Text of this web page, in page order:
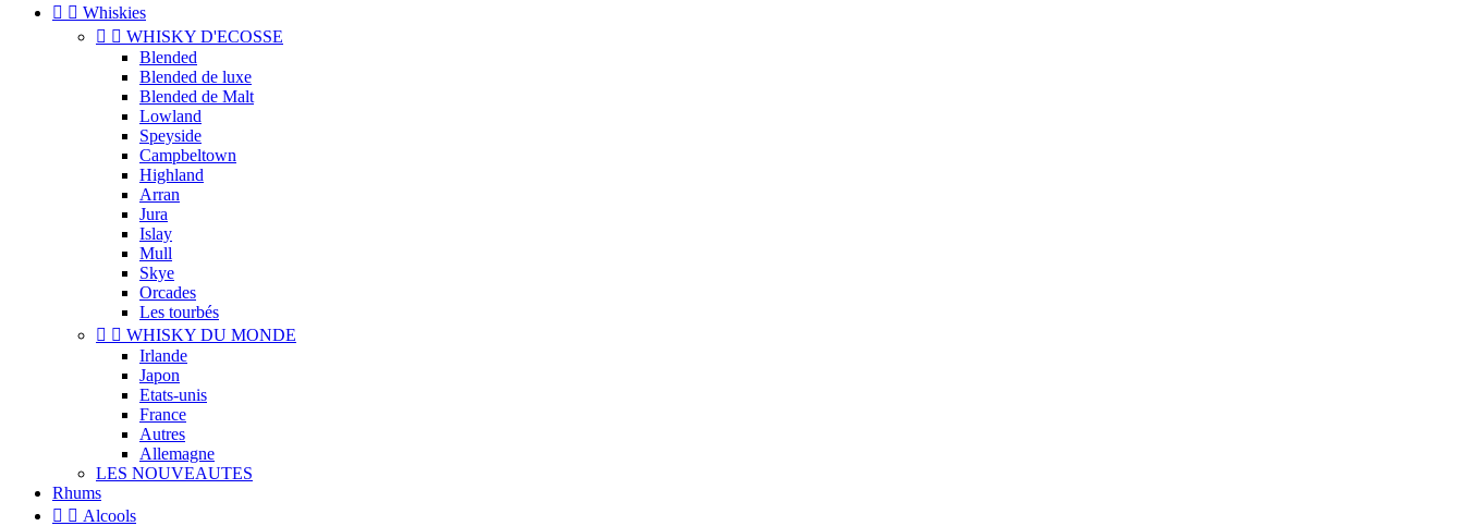
  Whiskies
  WHISKY D'ECOSSE
Blended
Blended de luxe
Blended de Malt
Lowland
Speyside
Campbeltown
Highland
Arran
Jura
Islay
Mull
Skye
Orcades
Les tourbés
  WHISKY DU MONDE
Irlande
Japon
Etats-unis
France
Autres
Allemagne
LES NOUVEAUTES
Rhums
  Alcools